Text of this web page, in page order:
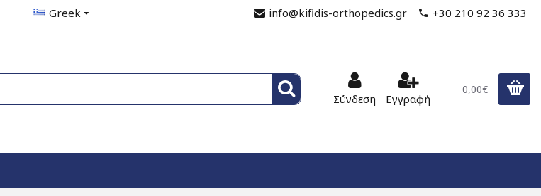
Greek info@kifidis-orthopedics.gr +30 210 92 36 333
Σύνδεση Εγγραφή
0,00€